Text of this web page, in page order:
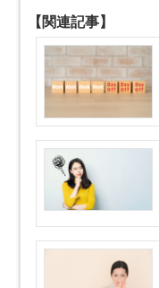
【関連記事】